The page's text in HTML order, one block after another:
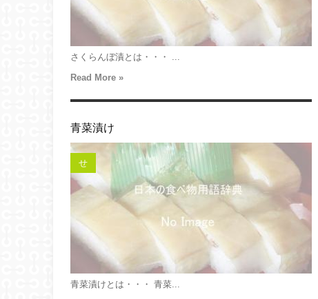
さくらんぼ漬とは・・・ ...
Read More »
青菜漬け
せ
青菜漬けとは・・・ 青菜...